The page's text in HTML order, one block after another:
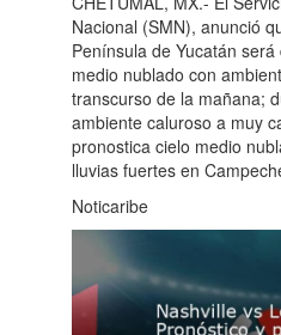
Nacional (SMN), anunció
Península de Yucatán
medio nublado con
transcurso de la mañana;
ambiente caluroso a muy
pronostica cielo medio
lluvias fuertes en
Noticaribe